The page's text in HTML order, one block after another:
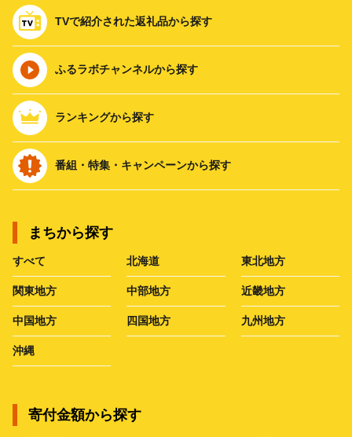
TVで紹介された返礼品から探す
ふるラボチャンネルから探す
ランキングから探す
番組・特集・キャンペーンから探す
まちから探す
すべて 北海道 東北地方
関東地方 中部地方 近畿地方
中国地方 四国地方 九州地方
沖縄
寄付金額から探す